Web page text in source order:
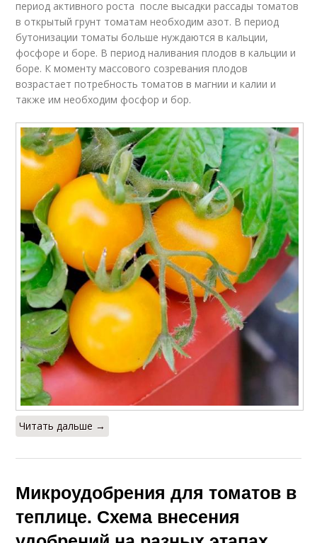
период активного роста после высадки рассады томатов
в открытый грунт томатам необходим азот. В период
бутонизации томаты больше нуждаются в кальции,
фосфоре и боре. В период наливания плодов в кальции и
боре. К моменту массового созревания плодов
возрастает потребность томатов в магнии и калии и
также им необходим фосфор и бор.
Читать дальше →
Микроудобрения для томатов в
теплице. Схема внесения